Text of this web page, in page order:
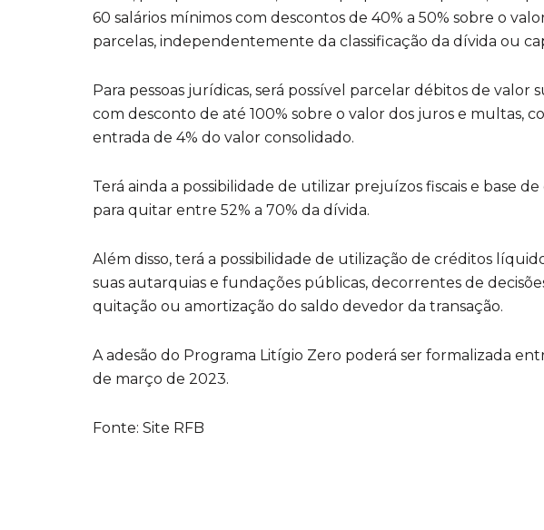
60 salários mínimos com descontos de 40% a 50% sobre o
parcelas, independentemente da classificação da dívida ou
Para pessoas jurídicas, será possível parcelar débitos de valor
com desconto de até 100% sobre o valor dos juros e multas,
entrada de 4% do valor consolidado.
Terá ainda a possibilidade de utilizar prejuízos fiscais e base de
para quitar entre 52% a 70% da dívida.
Além disso, terá a possibilidade de utilização de créditos
suas autarquias e fundações públicas, decorrentes de
quitação ou amortização do saldo devedor da transação.
A adesão do Programa Litígio Zero poderá ser formalizada
de março de 2023.
Fonte: Site RFB